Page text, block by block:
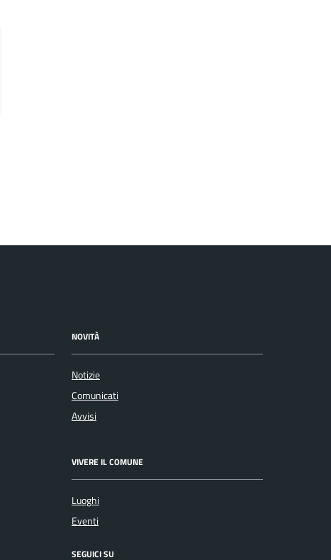
NOVITÀ
Notizie
Comunicati
Avvisi
VIVERE IL COMUNE
Luoghi
Eventi
SEGUICI SU